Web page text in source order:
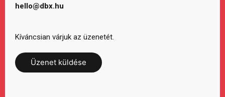
hello@dbx.hu
Kíváncsian várjuk az üzenetét.
Üzenet küldése